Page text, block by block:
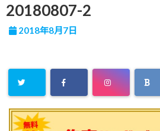
20180807-2
2018年8月7日